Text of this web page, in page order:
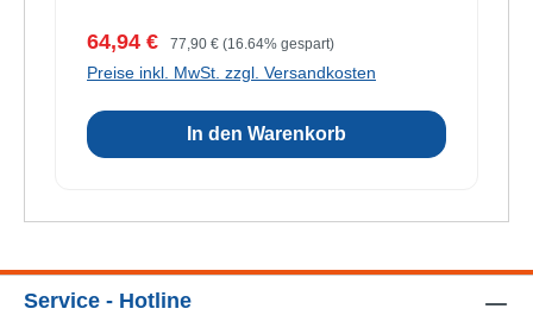
Verkaufspreis:
64,94 € Regulärer Preis:
77,90 € (16.64% gespart)
Preise inkl. MwSt. zzgl. Versandkosten
In den Warenkorb
Service - Hotline